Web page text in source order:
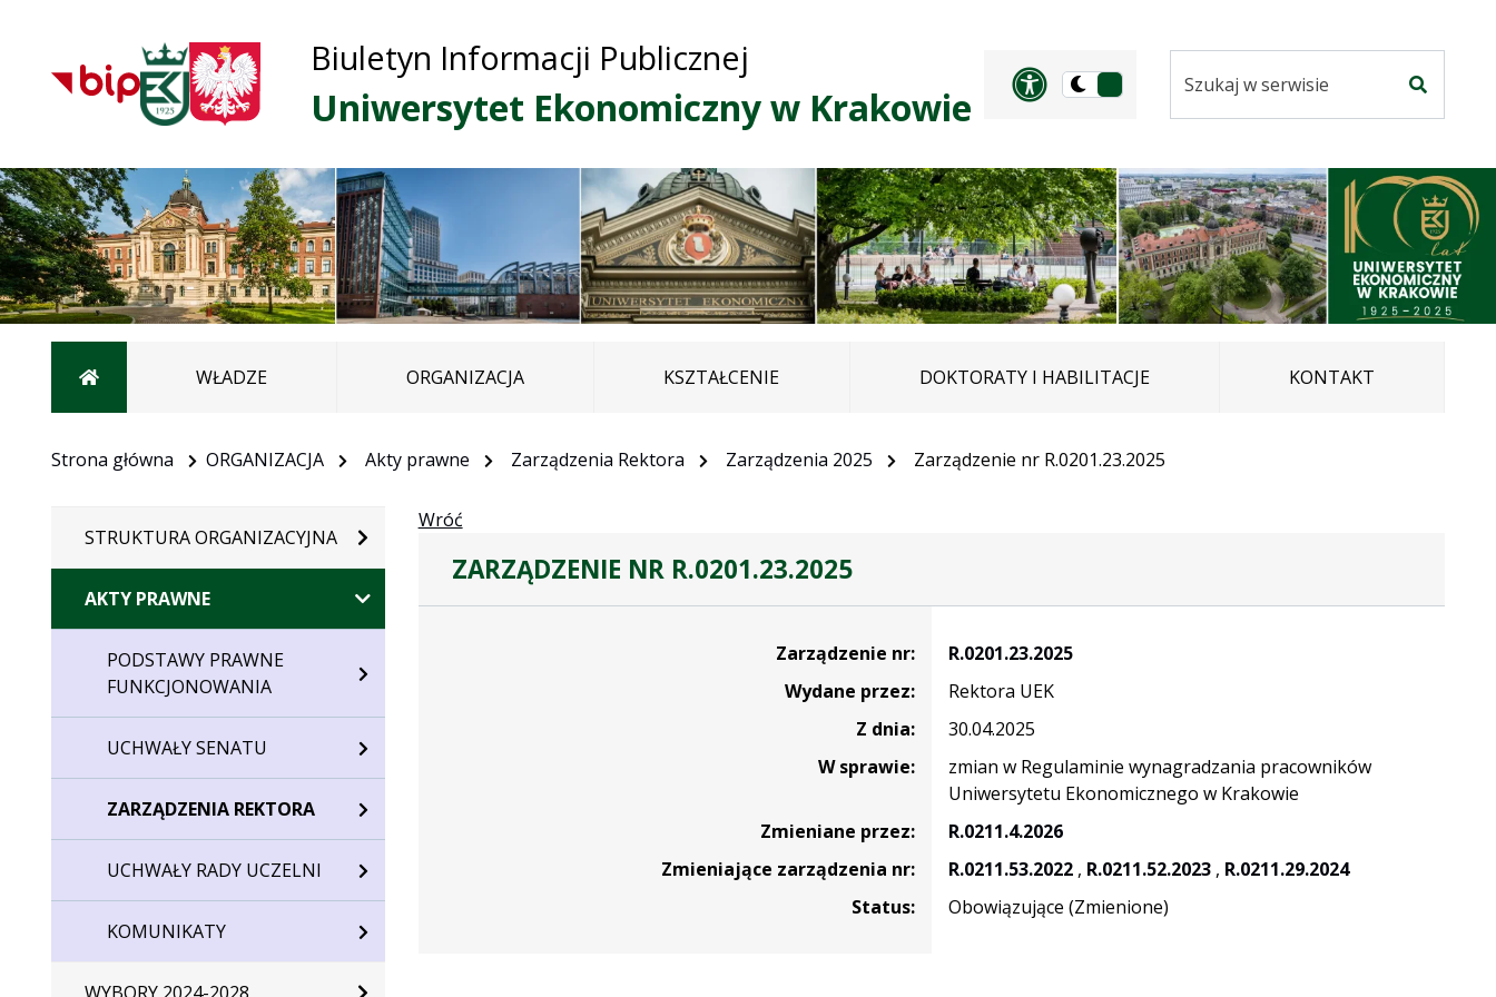
głównego menu
Przejdź do treści
Przejdź do mapy
serwisu
Biuletyn Informacji Publicznej
Uniwersytet Ekonomiczny w Krakowie
Panel dostosowania
Przełącz
ciemną
serwisie
Strona głównaWŁADZE ORGANIZACJA KSZTAŁCENIE DOKTORATY I HABILITACJE KONTAKT
Strona główna ORGANIZACJA Akty prawne Zarządzenia Rektora Zarządzenia 2025 Zarządzenie nr R.0201.23.2025
STRUKTURA ORGANIZACYJNA
AKTY PRAWNE
PODSTAWY PRAWNE
FUNKCJONOWANIA
UCHWAŁY SENATU
ZARZĄDZENIA REKTORA
UCHWAŁY RADY UCZELNI
KOMUNIKATY
Wróć
ZARZĄDZENIE NR R.0201.23.2025
Zarządzenie nr:
R.0201.23.2025
Wydane przez:
Rektora UEK
Z dnia:
30.04.2025
W sprawie:
zmian w Regulaminie wynagradzania pracowników
Uniwersytetu Ekonomicznego w Krakowie
Zmieniane przez:
R.0211.4.2026
Zmieniające zarządzenia nr:
R.0211.53.2022, R.0211.52.2023, R.0211.29.2024
Status:
Obowiązujące (Zmienione)